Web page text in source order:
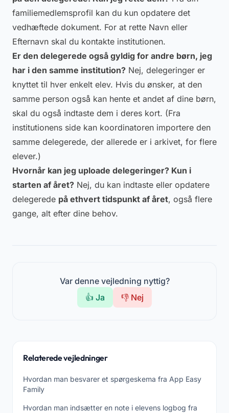
familiemedlemsprofil kan du kun opdatere det
vedhæftede dokument. For at rette Navn eller
Efternavn skal du kontakte institutionen.
Er den delegerede også gyldig for andre børn, jeg
har i den samme institution? Nej, delegeringer er
knyttet til hver enkelt elev. Hvis du ønsker, at den
samme person også kan hente et andet af dine børn,
skal du også indtaste dem i deres kort. (Fra
institutionens side kan koordinatoren importere den
samme delegerede, der allerede er i arkivet, for flere
elever.)
Hvornår kan jeg uploade delegeringer? Kun i
starten af året? Nej, du kan indtaste eller opdatere
delegerede på ethvert tidspunkt af året, også flere
gange, alt efter dine behov.
Var denne vejledning nyttig?
👍 Ja
👎 Nej
Relaterede vejledninger
Hvordan man besvarer et spørgeskema fra App Easy
Family
Hvordan man indsætter en note i elevens logbog fra